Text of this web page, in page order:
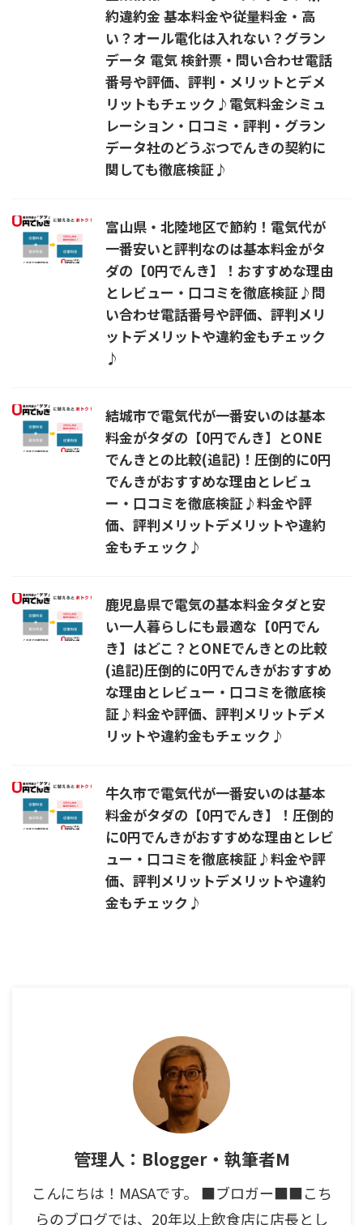
約違約金 基本料金や従量料金・高
い？オール電化は入れない？グラン
データ 電気 検針票・問い合わせ電話
番号や評価、評判・メリットとデメ
リットもチェック♪電気料金シミュ
レーション・口コミ・評判・グラン
データ社のどうぶつでんきの契約に
関しても徹底検証♪
富山県・北陸地区で節約！電気代が
一番安いと評判なのは基本料金がタ
ダの【0円でんき】！おすすめな理由
とレビュー・口コミを徹底検証♪問
い合わせ電話番号や評価、評判メリ
ットデメリットや違約金もチェック
♪
結城市で電気代が一番安いのは基本
料金がタダの【0円でんき】とONE
でんきとの比較(追記)！圧倒的に0円
でんきがおすすめな理由とレビュ
ー・口コミを徹底検証♪料金や評
価、評判メリットデメリットや違約
金もチェック♪
鹿児島県で電気の基本料金タダと安
い一人暮らしにも最適な【0円でん
き】はどこ？とONEでんきとの比較
(追記)圧倒的に0円でんきがおすすめ
な理由とレビュー・口コミを徹底検
証♪料金や評価、評判メリットデメ
リットや違約金もチェック♪
牛久市で電気代が一番安いのは基本
料金がタダの【0円でんき】！圧倒的
に0円でんきがおすすめな理由とレビ
ュー・口コミを徹底検証♪料金や評
価、評判メリットデメリットや違約
金もチェック♪
管理人：Blogger・執筆者M
こんにちは！MASAです。 ■ブロガー■■こち
らのブログでは、20年以上飲食店に店長とし